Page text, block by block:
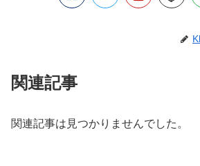
関連記事
関連記事は見つかりませんでした。